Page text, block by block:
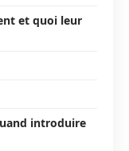
et quoi leur
introduire